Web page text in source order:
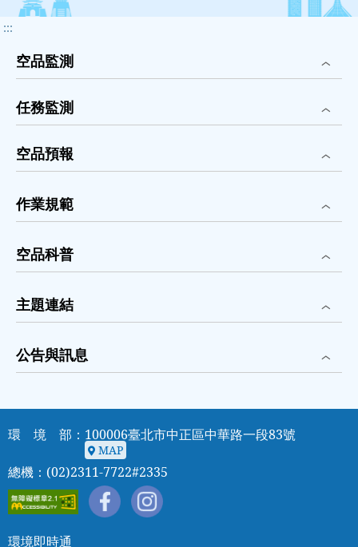
:::
空品監測
任務監測
空品預報
作業規範
空品科普
主題連結
公告與訊息
環 境 部：100006臺北市中正區中華路一段83號
MAP
MAP
總機：(02)2311-7722#2335
環境即時通